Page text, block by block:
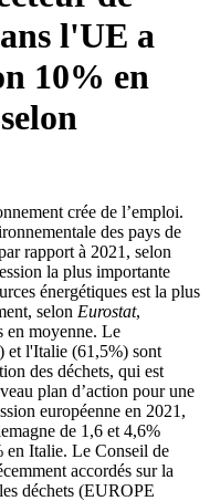
l'UE a
10% en
crée de l’emploi.
des pays de
rapport à 2021, selon
la plus importante
énergétiques est la plus
selon Eurostat,
en moyenne. Le
et l'Italie (61,5%) sont
des déchets, qui est
plan d’action pour une
européenne en 2021,
de 1,6 et 4,6%
en Italie. Le Conseil de
accordés sur la
déchets (EUROPE